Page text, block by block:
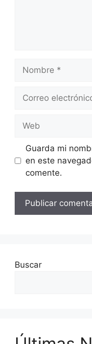
Nombre
Correo
Web
Guarda mi
en este
comente.
Buscar